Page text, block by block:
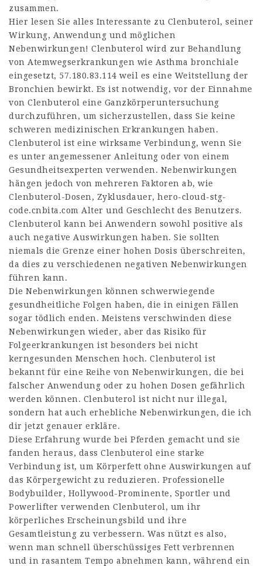
zusammen.
Hier lesen Sie alles Interessante zu Clenbuterol, seiner
Wirkung, Anwendung und möglichen
Nebenwirkungen! Clenbuterol wird zur Behandlung
von Atemwegserkrankungen wie Asthma bronchiale
eingesetzt, 57.180.83.114 weil es eine Weitstellung der
Bronchien bewirkt. Es ist notwendig, vor der Einnahme
von Clenbuterol eine Ganzkörperuntersuchung
durchzuführen, um sicherzustellen, dass Sie keine
schweren medizinischen Erkrankungen haben.
Clenbuterol ist eine wirksame Verbindung, wenn Sie
es unter angemessener Anleitung oder von einem
Gesundheitsexperten verwenden. Nebenwirkungen
hängen jedoch von mehreren Faktoren ab, wie
Clenbuterol-Dosen, Zyklusdauer, hero-cloud-stg-
code.cnbita.com Alter und Geschlecht des Benutzers.
Clenbuterol kann bei Anwendern sowohl positive als
auch negative Auswirkungen haben. Sie sollten
niemals die Grenze einer hohen Dosis überschreiten,
da dies zu verschiedenen negativen Nebenwirkungen
führen kann.
Die Nebenwirkungen können schwerwiegende
gesundheitliche Folgen haben, die in einigen Fällen
sogar tödlich enden. Meistens verschwinden diese
Nebenwirkungen wieder, aber das Risiko für
Folgeerkrankungen ist besonders bei nicht
kerngesunden Menschen hoch. Clenbuterol ist
bekannt für eine Reihe von Nebenwirkungen, die bei
falscher Anwendung oder zu hohen Dosen gefährlich
werden können. Clenbuterol ist nicht nur illegal,
sondern hat auch erhebliche Nebenwirkungen, die ich
dir jetzt genauer erkläre.
Diese Erfahrung wurde bei Pferden gemacht und sie
fanden heraus, dass Clenbuterol eine starke
Verbindung ist, um Körperfett ohne Auswirkungen auf
das Körpergewicht zu reduzieren. Professionelle
Bodybuilder, Hollywood-Prominente, Sportler und
Powerlifter verwenden Clenbuterol, um ihr
körperliches Erscheinungsbild und ihre
Gesamtleistung zu verbessern. Was nützt es also,
wenn man schnell überschüssiges Fett verbrennen
und in rasantem Tempo abnehmen kann, während ein